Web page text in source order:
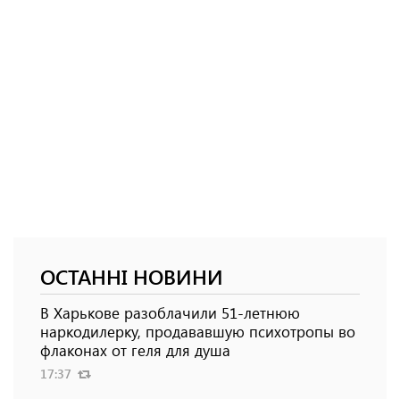
ОСТАННІ НОВИНИ
В Харькове разоблачили 51-летнюю
наркодилерку, продававшую психотропы во
флаконах от геля для душа
17:37